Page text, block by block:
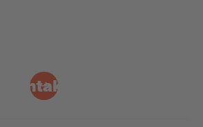
Kontakt